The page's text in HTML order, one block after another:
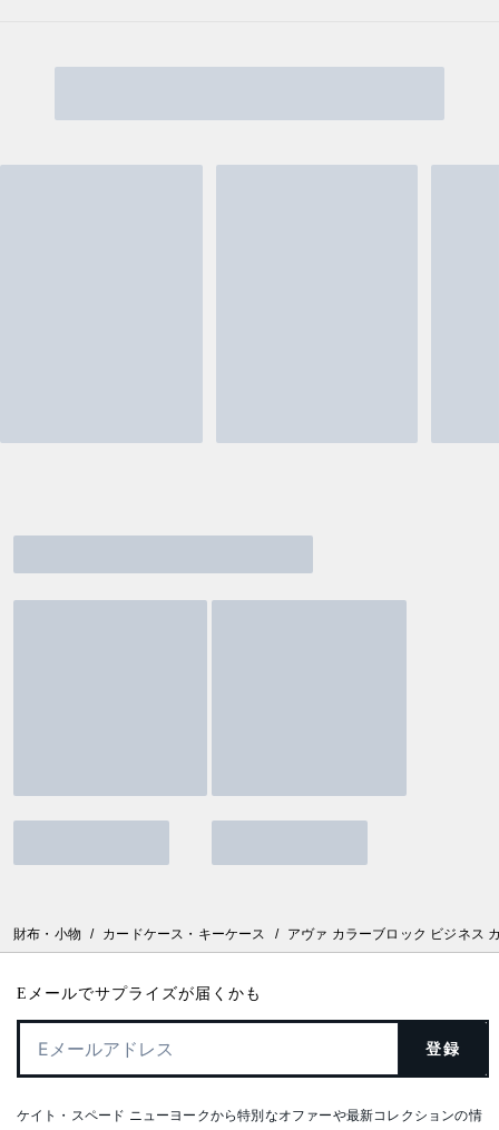
財布・小物 / カードケース・キーケース / アヴァ カラーブロック ビジネス
Eメールでサプライズが届くかも
登録
ケイト・スペード ニューヨークから特別なオファーや最新コレクションの情